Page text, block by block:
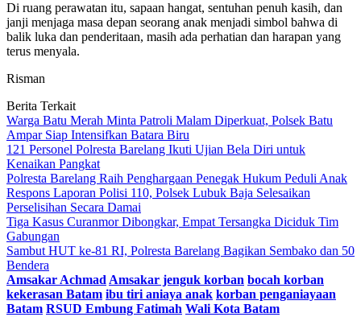
Di ruang perawatan itu, sapaan hangat, sentuhan penuh kasih, dan
janji menjaga masa depan seorang anak menjadi simbol bahwa di
balik luka dan penderitaan, masih ada perhatian dan harapan yang
terus menyala.
Risman
Berita Terkait
Warga Batu Merah Minta Patroli Malam Diperkuat, Polsek Batu
Ampar Siap Intensifkan Batara Biru
121 Personel Polresta Barelang Ikuti Ujian Bela Diri untuk
Kenaikan Pangkat
Polresta Barelang Raih Penghargaan Penegak Hukum Peduli Anak
Respons Laporan Polisi 110, Polsek Lubuk Baja Selesaikan
Perselisihan Secara Damai
Tiga Kasus Curanmor Dibongkar, Empat Tersangka Diciduk Tim
Gabungan
Sambut HUT ke-81 RI, Polresta Barelang Bagikan Sembako dan 50
Bendera
Amsakar Achmad Amsakar jenguk korban bocah korban
kekerasan Batam ibu tiri aniaya anak korban penganiayaan
Batam RSUD Embung Fatimah Wali Kota Batam